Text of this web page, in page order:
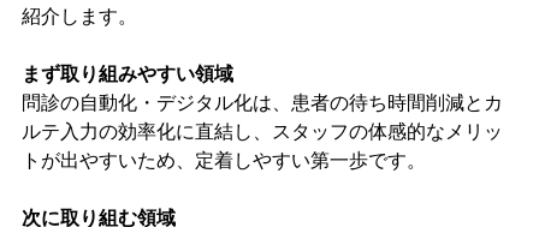
紹介します。
まず取り組みやすい領域
問診の自動化・デジタル化は、患者の待ち時間削減とカ
ルテ入力の効率化に直結し、スタッフの体感的なメリッ
トが出やすいため、定着しやすい第一歩です。
次に取り組む領域